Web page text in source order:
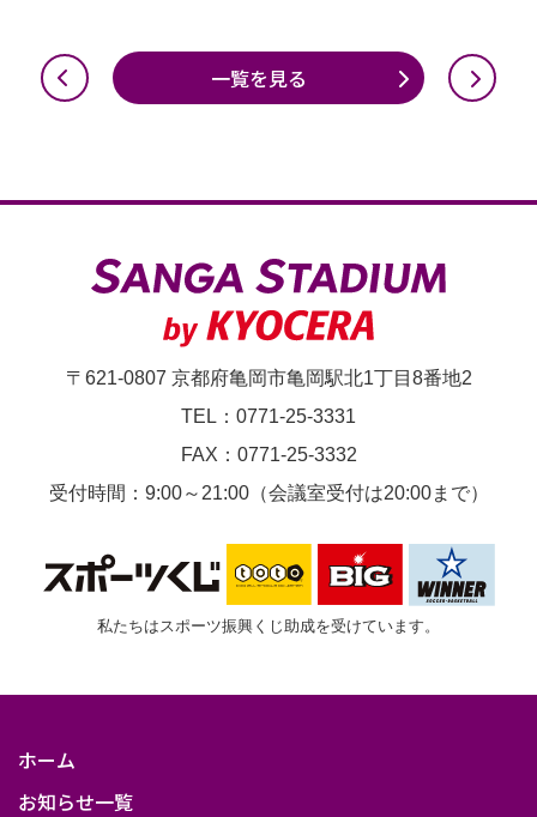
一覧を見る
〒621-0807 京都府亀岡市亀岡駅北1丁目8番地2
TEL：0771-25-3331
FAX：0771-25-3332
受付時間：9:00～21:00（会議室受付は20:00まで）
私たちはスポーツ振興くじ助成を受けています。
ホーム
お知らせ一覧